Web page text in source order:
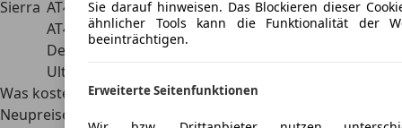
Sierra AT4X,
AT4,
Denali
Ultimate
2063 mm B x
1918 mm H
Was kostet ein GMC Pick-up?
Neupreise
Sie darauf hinweisen. Das Blockieren dieser
ähnlicher Tools kann die Funktionalität der
beeinträchtigen.
Erweiterte Seitenfunktionen